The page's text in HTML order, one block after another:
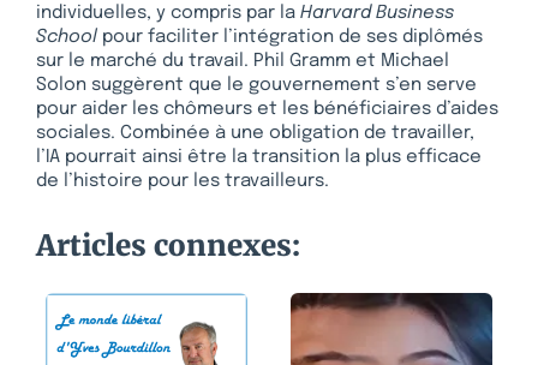
individuelles, y compris par la Harvard Business
School pour faciliter l’intégration de ses diplômés
sur le marché du travail. Phil Gramm et Michael
Solon suggèrent que le gouvernement s’en serve
pour aider les chômeurs et les bénéficiaires d’aides
sociales. Combinée à une obligation de travailler,
l’IA pourrait ainsi être la transition la plus efficace
de l’histoire pour les travailleurs.
Articles connexes: